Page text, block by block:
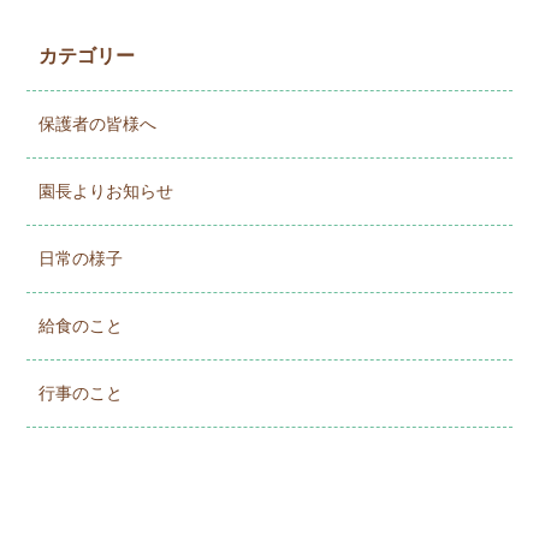
カテゴリー
保護者の皆様へ
園長よりお知らせ
日常の様子
給食のこと
行事のこと